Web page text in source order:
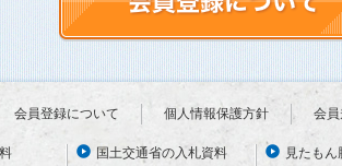
会員登録について 個人情報保護方針 会
国土交通省の入札資料 見たもん